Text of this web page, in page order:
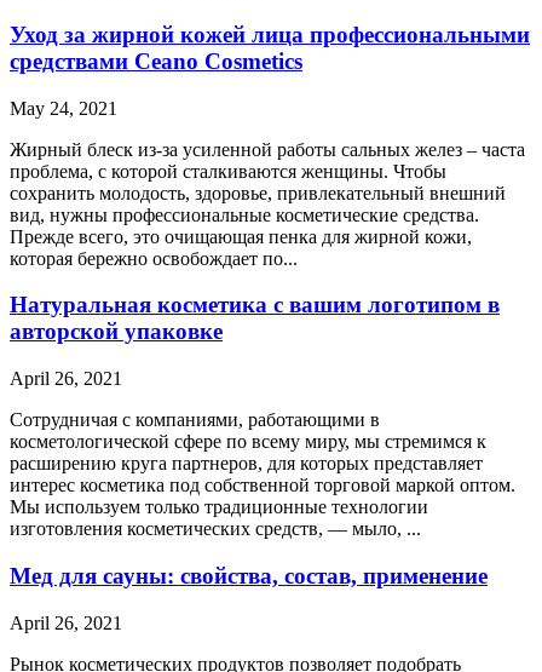
Уход за жирной кожей лица профессиональными
средствами Ceano Cosmetics
May 24, 2021
Жирный блеск из-за усиленной работы сальных желез – часта
проблема, с которой сталкиваются женщины. Чтобы
сохранить молодость, здоровье, привлекательный внешний
вид, нужны профессиональные косметические средства.
Прежде всего, это очищающая пенка для жирной кожи,
которая бережно освобождает по...
Натуральная косметика с вашим логотипом в
авторской упаковке
April 26, 2021
Сотрудничая с компаниями, работающими в
косметологической сфере по всему миру, мы стремимся к
расширению круга партнеров, для которых представляет
интерес косметика под собственной торговой маркой оптом.
Мы используем только традиционные технологии
изготовления косметических средств, — мыло, ...
Мед для сауны: свойства, состав, применение
April 26, 2021
Рынок косметических продуктов позволяет подобрать